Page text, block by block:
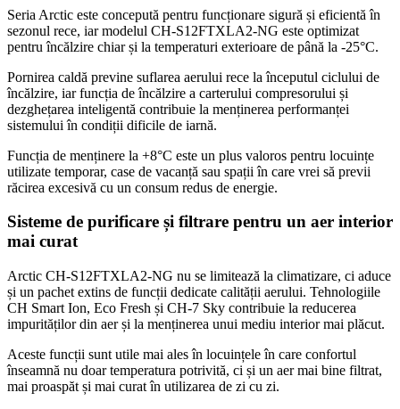
Seria Arctic este concepută pentru funcționare sigură și eficientă în
sezonul rece, iar modelul CH-S12FTXLA2-NG este optimizat
pentru încălzire chiar și la temperaturi exterioare de până la -25°C.
Pornirea caldă previne suflarea aerului rece la începutul ciclului de
încălzire, iar funcția de încălzire a carterului compresorului și
dezghețarea inteligentă contribuie la menținerea performanței
sistemului în condiții dificile de iarnă.
Funcția de menținere la +8°C este un plus valoros pentru locuințe
utilizate temporar, case de vacanță sau spații în care vrei să previi
răcirea excesivă cu un consum redus de energie.
Sisteme de purificare și filtrare pentru un aer interior
mai curat
Arctic CH-S12FTXLA2-NG nu se limitează la climatizare, ci aduce
și un pachet extins de funcții dedicate calității aerului. Tehnologiile
CH Smart Ion, Eco Fresh și CH-7 Sky contribuie la reducerea
impurităților din aer și la menținerea unui mediu interior mai plăcut.
Aceste funcții sunt utile mai ales în locuințele în care confortul
înseamnă nu doar temperatura potrivită, ci și un aer mai bine filtrat,
mai proaspăt și mai curat în utilizarea de zi cu zi.